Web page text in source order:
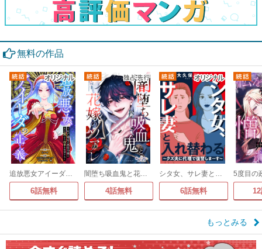
無料の作品
追放悪女アイーダの正義～死亡確定の悪役令嬢は夫の愛より改革を所望する～
6話無料
闇堕ち吸血鬼と花嫁のソアレ
4話無料
シタ女、サレ妻と入れ替わる～クズ夫に代理で復讐しまーす～
6話無料
もっとみる